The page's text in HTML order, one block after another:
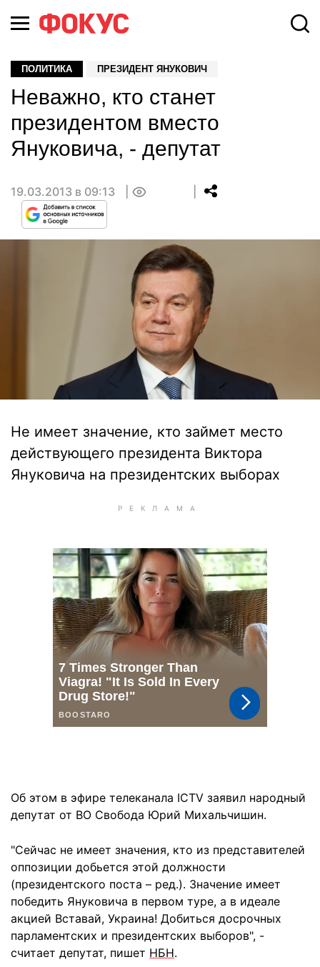
ПОЛИТИКА ПРЕЗИДЕНТ ЯНУКОВИЧ
Неважно, кто станет
президентом вместо
Януковича, - депутат
19.03.2013 в 09:13
Не имеет значение, кто займет место
действующего президента Виктора
Януковича на президентских выборах
Об этом в эфире телеканала ICTV заявил народный
депутат от ВО Свобода Юрий Михальчишин.
"Сейчас не имеет значения, кто из представителей
оппозиции добьется этой должности
(президентского поста – ред.). Значение имеет
победить Януковича в первом туре, а в идеале
акцией Вставай, Украина! Добиться досрочных
парламентских и президентских выборов", -
считает депутат, пишет НБН.